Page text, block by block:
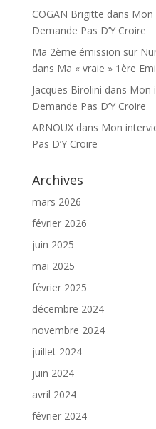
COGAN Brigitte dans Mon
Demande Pas D’Y Croire
Ma 2ème émission sur
dans Ma « vraie » 1ère
Jacques Birolini dans Mon
Demande Pas D’Y Croire
ARNOUXdans Mon
Pas D’Y Croire
Archives
mars 2026
février 2026
juin 2025
mai 2025
février 2025
décembre 2024
novembre 2024
juillet 2024
juin 2024
avril 2024
février 2024